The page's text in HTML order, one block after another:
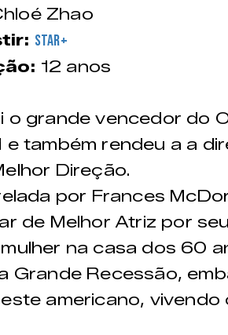
Zhao
Star+
12 anos
o grande vencedor do
e também rendeu a a
Direção.
por Frances
de Melhor Atriz por
na casa dos 60
Grande Recessão,
americano, vivendo